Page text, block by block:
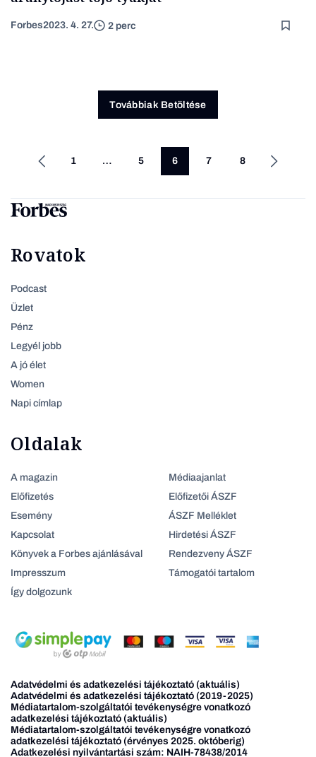
Forbes2023. 4. 27. 2 perc
Továbbiak Betöltése
1 … 5 6 7 8
Rovatok
Podcast
Üzlet
Pénz
Legyél jobb
A jó élet
Women
Napi címlap
Oldalak
A magazin
Előfizetés
Esemény
Kapcsolat
Könyvek a Forbes ajánlásával
Impresszum
Így dolgozunk
Médiaajanlat
Előfizetői ÁSZF
ÁSZF Melléklet
Hirdetési ÁSZF
Rendezveny ÁSZF
Támogatói tartalom
Adatvédelmi és adatkezelési tájékoztató (aktuális)
Adatvédelmi és adatkezelési tájékoztató (2019-2025)
Médiatartalom-szolgáltatói tevékenységre vonatkozó
adatkezelési tájékoztató (aktuális)
Médiatartalom-szolgáltatói tevékenységre vonatkozó
adatkezelési tájékoztató (érvényes 2025. októberig)
Adatkezelési nyilvántartási szám: NAIH-78438/2014